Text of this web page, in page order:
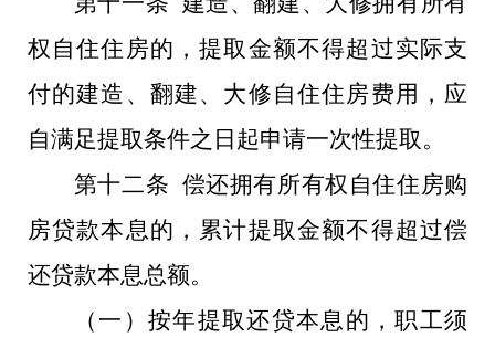
权自住住房的，提取金额不得超过实际支
付的建造、翻建、大修自住住房费用，应
自满足提取条件之日起申请一次性提取。
第十二条 偿还拥有所有权自住住房购
房贷款本息的，累计提取金额不得超过偿
还贷款本息总额。
（一）按年提取还贷本息的，职工须